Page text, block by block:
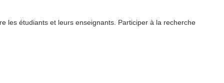
les étudiants et leurs enseignants. Participer à la recherche